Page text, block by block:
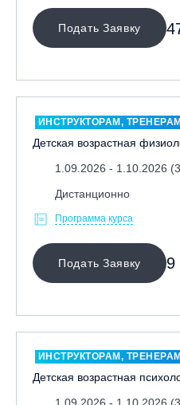
Подать Заявку
ИНСТРУКТОРАМ,
Детская возрастная
1.09.2026 - 1.10.2026
Дистанционно
Программа курса
Подать Заявку 9
ИНСТРУКТОРАМ,
Детская возрастная